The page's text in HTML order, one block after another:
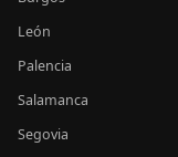
León
Palencia
Salamanca
Segovia